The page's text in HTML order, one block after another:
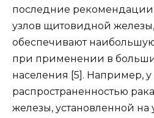
последние
узлов щитовидной
обеспечивают
при применении в
населения [5]. Например,
распространенностью
железы, установленной на